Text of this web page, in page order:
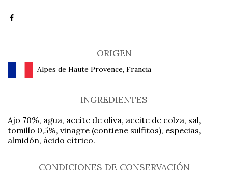
ORIGEN
Alpes de Haute Provence, Francia
INGREDIENTES
Ajo 70%, agua, aceite de oliva, aceite de colza, sal,
tomillo 0,5%, vinagre (contiene sulfitos), especias,
almidón, ácido cítrico.
CONDICIONES DE CONSERVACIÓN